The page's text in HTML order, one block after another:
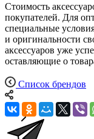
Стоимость
покупателей. Для
специальные
и оригинальности
аксессуаров уже
оставляющие о
Список брендов